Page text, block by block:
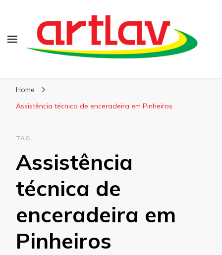
Home
Assistência técnica de enceradeira em Pinheiros
TAG
Assistência
técnica de
enceradeira em
Pinheiros